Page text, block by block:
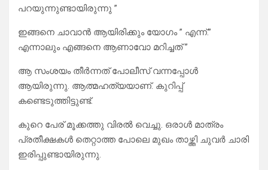
പറയുന്നുണ്ടായിരുന്നു ”
ഇങ്ങനെ ചാവാൻ ആയിരിക്കും യോഗം ” എന്ന്.”
എന്നാലും എങ്ങനെ ആണാവോ മറിച്ചത് ”
ആ സംശയം തീർന്നത് പോലീസ് വന്നപ്പോൾ
ആയിരുന്നു. ആത്മഹത്യയാണ്. കുറിപ്പ്
കണ്ടെടുത്തിട്ടുണ്ട്.
കുറെ പേര് മൂക്കത്തു വിരൽ വെച്ചു. ഒരാൾ മാത്രം
പ്രതീക്ഷകൾ തെറ്റാത്ത പോലെ മുഖം താഴ്ത്തി ചുവർ ചാരി
ഇരിപ്പുണ്ടായിരുന്നു.